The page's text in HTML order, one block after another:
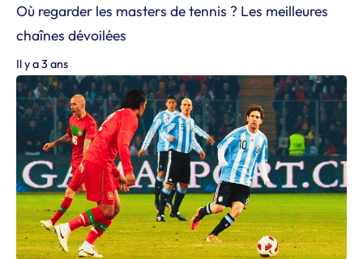
Où regarder les masters de tennis ? Les meilleures
chaînes dévoilées
Il y a 3 ans